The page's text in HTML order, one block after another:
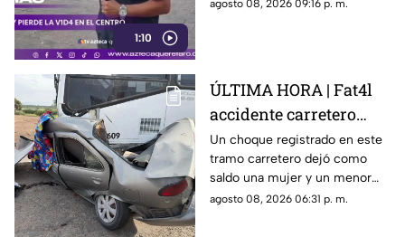
1:10
agosto 08, 2026 09:16 p. m.
ÚLTIMA HORA | Fat4l
accidente carretero
deja una mujer y un
niño mu3rtos en San
Juan del Río
Un choque registrado en este
tramo carretero dejó como
saldo una mujer y un menor
sin vida, además de una
agosto 08, 2026 06:31 p. m.